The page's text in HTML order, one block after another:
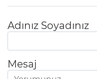
Adınız Soyadınız
Mesaj